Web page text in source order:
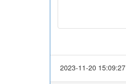
2023-11-20 15:09:27